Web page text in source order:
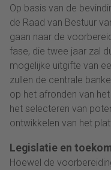
Op basis van de
de Raad van Bestuur
gaan naar de
fase, die twee jaar zal
mogelijke uitgifte van
zullen de centrale
op het afronden van
het selecteren van
ontwikkelen van het
Legislatie en
Hoewel de